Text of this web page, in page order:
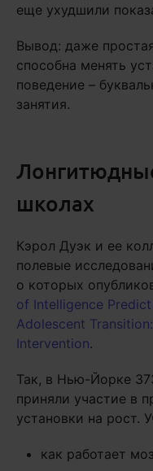
еще ухудшили
Вывод: даже
способна менять
поведение –
занятия.
школах
Кэрол Дуэк и ее
полевые
о которых
of Intelligence
Adolescent
Intervention.
Так, в Нью-Йорке
приняли участие в
установки на рост.
как работает